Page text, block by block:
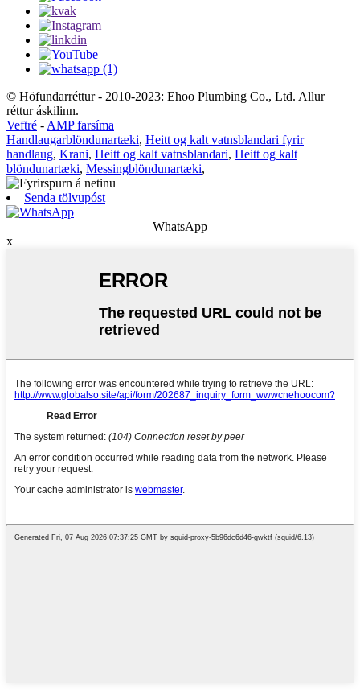
© Höfundarréttur - 2010-2023: Ehoo Plumbing Co., Ltd. Allur
réttur áskilinn.
Veftré - AMP farsíma
Handlaugarblöndunartæki, Heitt og kalt vatnsblandari fyrir
handlaug, Krani, Heitt og kalt vatnsblandari, Heitt og kalt
blöndunartæki, Messingblöndunartæki,
Senda tölvupóst
WhatsApp
x